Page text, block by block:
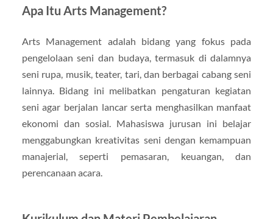
Apa Itu Arts Management?
Arts Management adalah bidang yang fokus pada
pengelolaan seni dan budaya, termasuk di dalamnya
seni rupa, musik, teater, tari, dan berbagai cabang seni
lainnya. Bidang ini melibatkan pengaturan kegiatan
seni agar berjalan lancar serta menghasilkan manfaat
ekonomi dan sosial. Mahasiswa jurusan ini belajar
menggabungkan kreativitas seni dengan kemampuan
manajerial, seperti pemasaran, keuangan, dan
perencanaan acara.